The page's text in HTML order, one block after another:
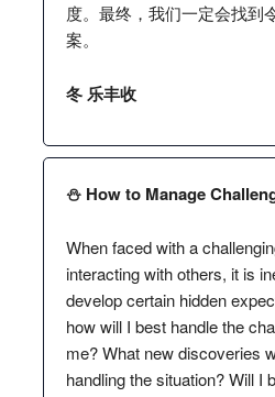
度。最终，我们一定会找到
案。
冬 乐丰收
⛄️ How to Manage
When faced with a
interacting with others, it is
develop certain hidden
how will I best handle the
me? What new discoveries
handling the situation? Will I